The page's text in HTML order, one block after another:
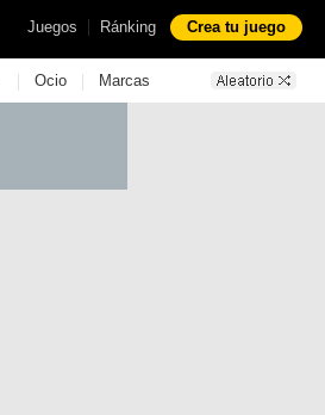
Juegos | Ránking Crea tu juego
| Ocio | Marcas